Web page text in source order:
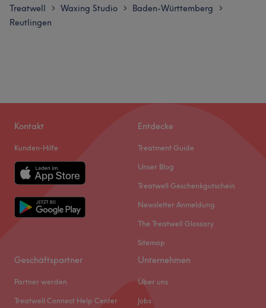
Treatwell > Waxing Studio > Baden-Württemberg >
Reutlingen
Kontakt
Kunden-Hilfe
Entdecke
Treatment Guide
Unser Blog
Treatwell Geschenkgutschein
Newsletter Anmeldung
The Treatwell Glossary
Sitemap
Geschäftspartner
Partner werden
Treatwell Connect Help Center
Unternehmen
Über uns
Jobs